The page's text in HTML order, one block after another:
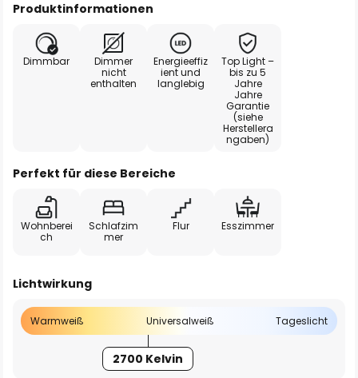
Produktinformationen
Dimmbar
Dimmer
nicht
enthalten
Energieeffiz
ient und
langlebig
Top Light –
bis zu 5
Jahre
Jahre
Garantie
(siehe
Herstellera
ngaben)
Perfekt für diese Bereiche
Wohnberei
ch
Schlafzim
mer
Flur Esszimmer
Lichtwirkung
Warmweiß Universalweiß Tageslicht
2700 Kelvin